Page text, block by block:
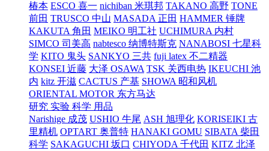
椿本 ESCO 喜一 nichiban 米琪邦 TAKANO 高野 TONE
前田 TRUSCO 中山 MASADA 正田 HAMMER 锤牌
KAKUTA 角田 MEIKO 明工社 UCHIMURA 内村
SIMCO 司美高 nabtesco 纳博特斯克 NANABOSI 七星科
学 KITO 鬼头 SANKYO 三共 fuji latex 不二精器
KONSEI 近藤 大泽 OSAWA TSK 关西电热 IKEUCHI 池
内 kitz 开滋 CACTUS 产基 SHOWA 昭和风机
ORIENTAL MOTOR 东方马达
研究 实验 科学 用品
Narishige 成茂 USHIO 牛尾 ASH 旭理化 KORISEIKI 古
里精机 OPTART 奥普特 HANAKI GOMU SIBATA 柴田
科学 SAKAGUCHI 坂口 CHIYODA 千代田 KITZ 北泽